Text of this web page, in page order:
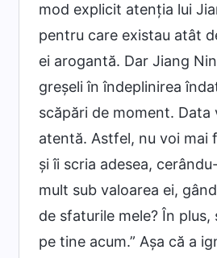
mod explicit atenția lui
pentru care existau atât
ei arogantă. Dar Jiang
greșeli în îndeplinirea
scăpări de moment.
atentă. Astfel, nu voi mai
și îi scria adesea,
mult sub valoarea ei,
de sfaturile mele? În
pe tine acum.” Așa că a